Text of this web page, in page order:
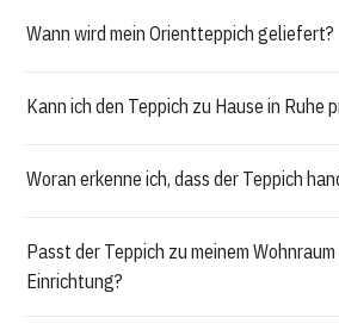
Wann wird mein Orientteppich geliefert?
Kann ich den Teppich zu Hause in Ruhe
Woran erkenne ich, dass der Teppich
Passt der Teppich zu meinem
Einrichtung?